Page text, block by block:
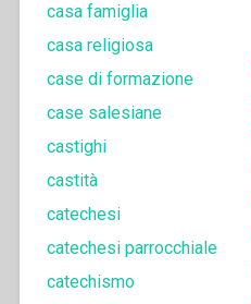
casa famiglia
casa religiosa
case di formazione
case salesiane
castighi
castità
catechesi
catechesi parrocchiale
catechismo